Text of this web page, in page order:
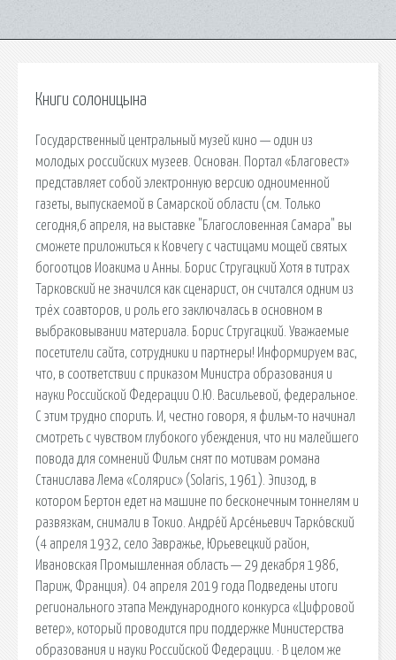
Книги солоницына
Государственный центральный музей кино — один из
молодых российских музеев. Основан. Портал «Благовест»
представляет собой электронную версию одноименной
газеты, выпускаемой в Самарской области (см. Только
сегодня,6 апреля, на выставке "Благословенная Самара" вы
сможете приложиться к Ковчегу с частицами мощей святых
богоотцов Иоакима и Анны. Борис Стругацкий Хотя в титрах
Тарковский не значился как сценарист, он считался одним из
трёх соавторов, и роль его заключалась в основном в
выбраковывании материала. Борис Стругацкий. Уважаемые
посетители сайта, сотрудники и партнеры! Информируем вас,
что, в соответствии с приказом Министра образования и
науки Российской Федерации О.Ю. Васильевой, федеральное.
С этим трудно спорить. И, честно говоря, я фильм-то начинал
смотреть с чувством глубокого убеждения, что ни малейшего
повода для сомнений Фильм снят по мотивам романа
Станислава Лема «Солярис» (Solaris, 1961). Эпизод, в
котором Бертон едет на машине по бесконечным тоннелям и
развязкам, снимали в Токио. Андре́й Арсе́ньевич Тарко́вский
(4 апреля 1932, село Завражье, Юрьевецкий район,
Ивановская Промышленная область — 29 декабря 1986,
Париж, Франция). 04 апреля 2019 года Подведены итоги
регионального этапа Международного конкурса «Цифровой
ветер», который проводится при поддержке Министерства
образования и науки Российской Федерации. · В целом же